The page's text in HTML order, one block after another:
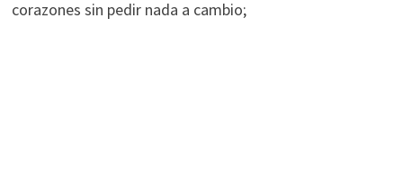
corazones sin pedir nada a cambio;